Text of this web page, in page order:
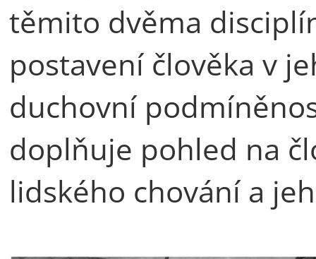
těmito dvěma
postavení člověka v
duchovní
doplňuje pohled na
lidského chování a